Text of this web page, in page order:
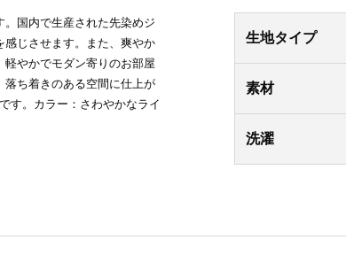
国内で生産された先染めジ
じさせます。また、爽やか
やかでモダン寄りのお部屋
ち着きのある空間に仕上が
す。カラー：さわやかなライ
生地タイプ
素材
洗濯